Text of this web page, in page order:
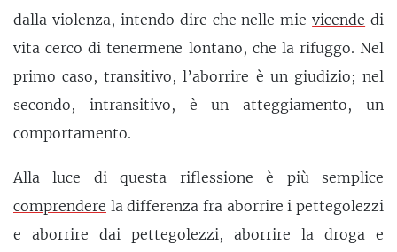
dalla violenza, intendo dire che nelle mievicende di
vita cerco di tenermene lontano, che la rifuggo. Nel
primo caso, transitivo, l’aborrire è un giudizio; nel
secondo, intransitivo, è un atteggiamento, un
comportamento.
Alla luce di questa riflessione è più semplice
comprendere la differenza fra aborrire i pettegolezzi
e aborrire dai pettegolezzi, aborrire la droga e